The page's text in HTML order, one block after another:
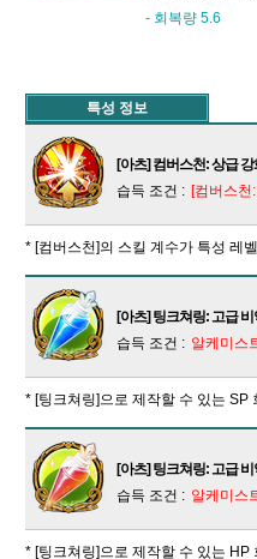
- 회복량 5.6
특성 정보
[아츠] 컴버스천: 상급 강
습득 조건 : [컴버스
* [컴버스천]의 스킬 계수가 특성 레
[아츠] 팅크쳐링: 고급 비
습득 조건 : 알케미스
* [팅크쳐링]으로 제작할 수 있는 SP
[아츠] 팅크쳐링: 고급 비
습득 조건 : 알케미스
* [팅크쳐링]으로 제작할 수 있는